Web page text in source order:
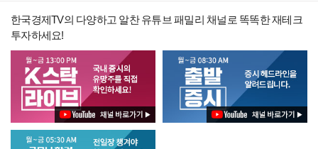
한국경제TV의 다양하고 알찬 유튜브 패밀리 채널로 똑똑한 재테크
투자하세요!